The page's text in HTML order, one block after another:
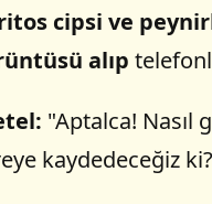
cipsi ve
alıp
"Aptalca! Nasıl
kaydedeceğiz